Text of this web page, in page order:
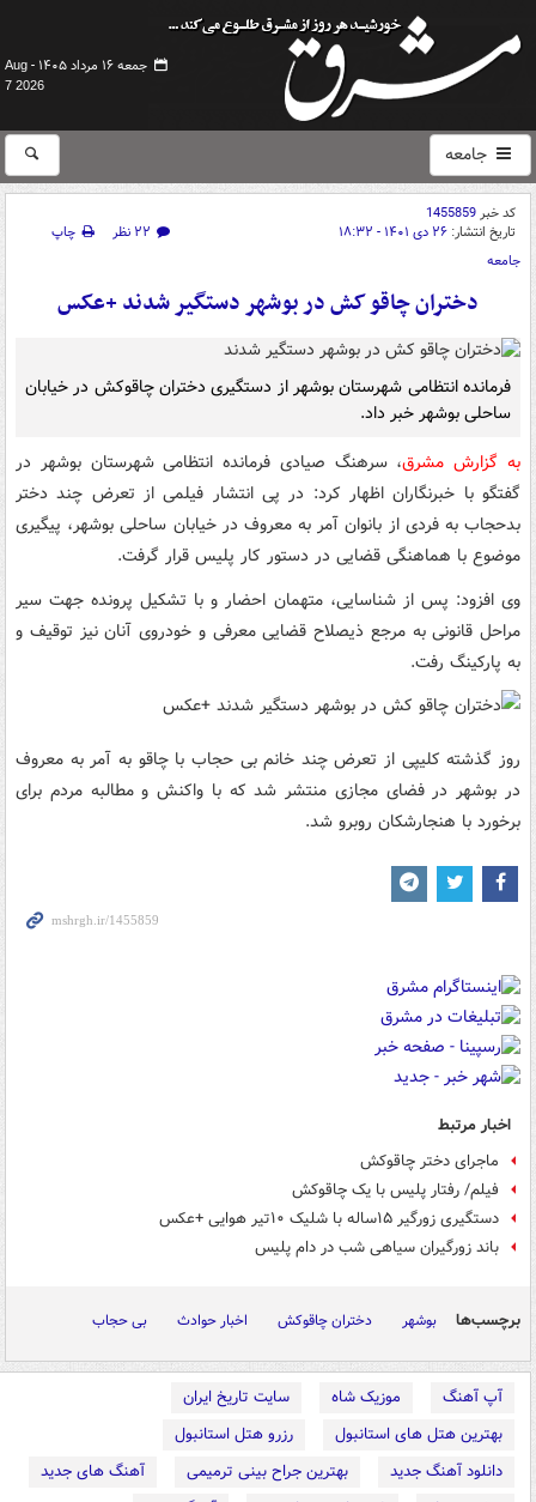
جمعه ۱۶ مرداد ۱۴۰۵ -
Aug
7 2026
جامعه
کد خبر1455859
تاریخ انتشار: ۲۶ دی ۱۴۰۱ - ۱۸:۳۲ ۲۲ نظر
چاپ
جامعه
دختران چاقو کش در بوشهر دستگیر شدند +عکس
فرمانده انتظامی شهرستان بوشهر از دستگیری دختران چاقوکش در خیابان
ساحلی بوشهر خبر داد.
به گزارش مشرق، سرهنگ صیادی فرمانده انتظامی شهرستان بوشهر در
گفتگو با خبرنگاران اظهار کرد: در پی انتشار فیلمی از تعرض چند دختر
بدحجاب به فردی از بانوان آمر به معروف در خیابان ساحلی بوشهر، پیگیری
موضوع با هماهنگی قضایی در دستور کار پلیس قرار گرفت.
وی افزود: پس از شناسایی، متهمان احضار و با تشکیل پرونده جهت سیر
مراحل قانونی به مرجع ذیصلاح قضایی معرفی و خودروی آنان نیز توقیف و
به پارکینگ رفت.
روز گذشته کلیپی از تعرض چند خانم بی حجاب با چاقو به آمر به معروف
در بوشهر در فضای مجازی منتشر شد که با واکنش و مطالبه مردم برای
برخورد با هنجارشکان روبرو شد.
اخبار مرتبط
ماجرای دختر چاقوکش
فیلم/ رفتار پلیس با یک چاقوکش
دستگیری زورگیر ۱۵ساله با شلیک ۱۰تیر هوایی +عکس
باند زورگیران سیاهی شب در دام پلیس
برچسب‌ها بوشهر دختران چاقوکش اخبار حوادث بی حجاب
آپ آهنگ موزیک شاه
سایت تاریخ ایران
بهترین هتل های استانبول
رزرو هتل استانبول
دانلود آهنگ جدید
بهترین جراح بینی ترمیمی
آهنگ های جدید